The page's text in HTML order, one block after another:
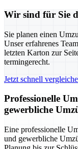
Wir sind für Sie
Sie planen einen
Unser erfahrenes
letzten Karton zur
termingerecht.
Jetzt schnell
Professionelle
gewerbliche
Eine professionelle
und gewerbliche